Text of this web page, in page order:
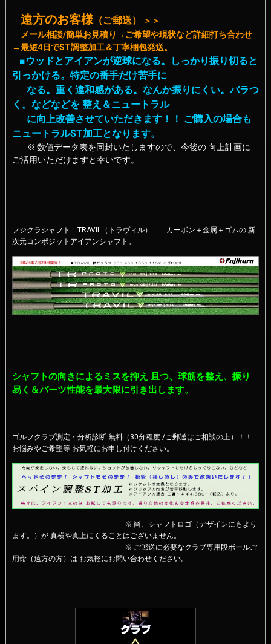
遠方のお客様（ご郵送）
＞＞
メール相談/簡単お見積り→ご希望や現状など詳細打ち合わせ
→最短4日でST調整加工＆丁寧梱包発送。
■ウッドとアイアンが逆球になる。しっかり振り切ると
引っかける。特定の番手だけ苦手に
なる。重く 違和感がある。なんか振りにくい。バラつ
く。などなどを 整え＆ニュートラル
に向上改善させていただきます！！ ご購入の場合も
ニュートラルST加工となります。
※ 数値データ表を同封いたしますので、今後の 向上計画に
ご活用いただけますと幸いです。
フジクラシャフト TRAVIL（トラヴィル） カーボン＋金属＋ゴムの 新
次元コンポジットアイアンシャフト。
シャフトの向きによるミスを抑え 且つ、球筋を整え、振り
易く＆パーツ性能を最大限に引き出します。
ゴルフクラブ測定・分析診断 無料（30分程度 /ご郵送はご相談の上）！！
お悩みやご希望等 お気軽にお申し付けください。
※ 尚、シャフトロゴ（デザインにもより
ます。）が 真横や真上にくることはございません。
※ ご郵送に必要なクラブ専用段ボールご
用命（遠方の方）は お気軽にお問い合わせください。